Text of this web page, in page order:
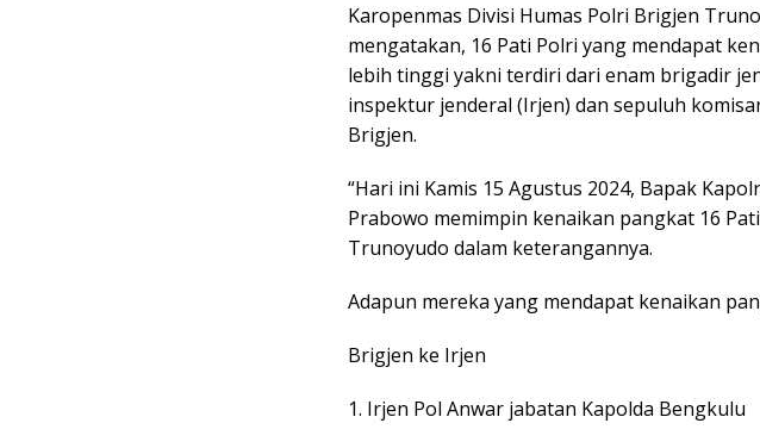
Karopenmas Divisi Humas Polri Brigjen
mengatakan, 16 Pati Polri yang mendapat
lebih tinggi yakni terdiri dari enam brigadir
inspektur jenderal (Irjen) dan sepuluh
Brigjen.
“Hari ini Kamis 15 Agustus 2024, Bapak
Prabowo memimpin kenaikan pangkat 16
Trunoyudo dalam keterangannya.
Adapun mereka yang mendapat kenaikan
Brigjen ke Irjen
1. Irjen Pol Anwar jabatan Kapolda Bengkulu